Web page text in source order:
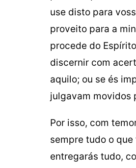
use disto para
proveito para a
procede do
discernir com
aquilo; ou se és
julgavam movidos
Por isso, com
sempre tudo o
entregarás tudo,